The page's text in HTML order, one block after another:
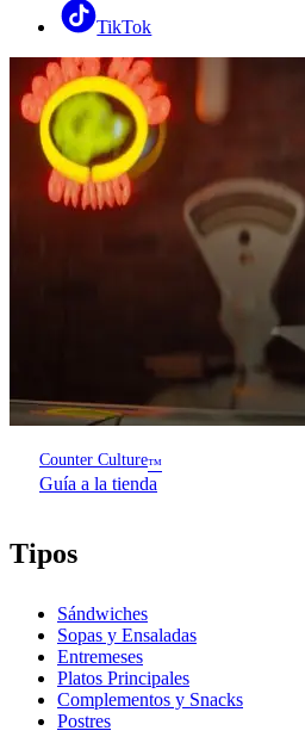
TikTok
Counter Culture™
Guía a la tienda
Tipos
Sándwiches
Sopas y Ensaladas
Entremeses
Platos Principales
Complementos y Snacks
Postres